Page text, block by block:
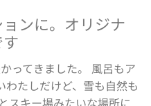
ンに。オリジナ
ってきました。 風呂もア
たしだけど、雪も自然も
スキー場みたいな場所に